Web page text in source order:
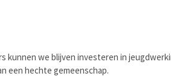
kunnen we blijven investeren in
een hechte gemeenschap.